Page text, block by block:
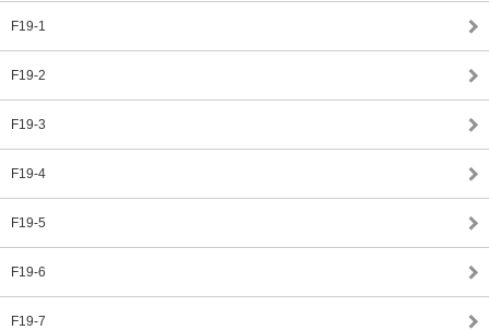
F19-1
F19-2
F19-3
F19-4
F19-5
F19-6
F19-7